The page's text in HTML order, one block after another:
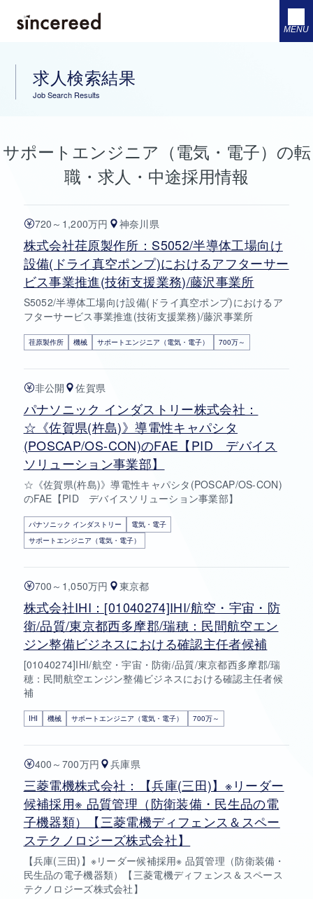
MENU
求人検索結果
Job Search Results
サポートエンジニア（電気・電子）の転
職・求人・中途採用情報
720～1,200万円 神奈川県
株式会社荏原製作所：S5052/半導体工場向け
設備(ドライ真空ポンプ)におけるアフターサー
ビス事業推進(技術支援業務)/藤沢事業所
S5052/半導体工場向け設備(ドライ真空ポンプ)におけるア
フターサービス事業推進(技術支援業務)/藤沢事業所
荏原製作所 機械 サポートエンジニア（電気・電子） 700万～
非公開 佐賀県
パナソニック インダストリー株式会社：
☆《佐賀県(杵島)》導電性キャパシタ
(POSCAP/OS-CON)のFAE【PID デバイス
ソリューション事業部】
☆《佐賀県(杵島)》導電性キャパシタ(POSCAP/OS-CON)
のFAE【PID デバイスソリューション事業部】
パナソニック インダストリー
電気・電子
サポートエンジニア（電気・電子）
700～1,050万円 東京都
株式会社IHI：[01040274]IHI/航空・宇宙・防
衛/品質/東京都西多摩郡/瑞穂：民間航空エン
ジン整備ビジネスにおける確認主任者候補
[01040274]IHI/航空・宇宙・防衛/品質/東京都西多摩郡/瑞
穂：民間航空エンジン整備ビジネスにおける確認主任者候
補
IHI 機械 サポートエンジニア（電気・電子） 700万～
400～700万円 兵庫県
三菱電機株式会社：【兵庫(三田)】※リーダー
候補採用※ 品質管理（防衛装備・民生品の電
子機器類）【三菱電機ディフェンス＆スペー
ステクノロジーズ株式会社】
【兵庫(三田)】※リーダー候補採用※ 品質管理（防衛装備・
民生品の電子機器類）【三菱電機ディフェンス＆スペース
テクノロジーズ株式会社】